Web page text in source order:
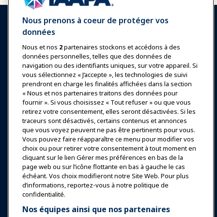
Se connecter Rejoindre maintenant
Récompenses Carrières
Contact
Expositions et Événements
Nouvelles & Funworld
Éducation
Sécurité & Protection
Plaidoyer
Nous prenons à coeur de protéger vos
données
Nous et nos 2partenaires stockons et accédons à des
données personnelles, telles que des données de
navigation ou des identifiants uniques, sur votre appareil. Si
vous sélectionnez « J’accepte », les technologies de suivi
prendront en charge les finalités affichées dans la section
« Nous et nos partenaires traitons des données pour
fournir ». Si vous choisissez « Tout refuser » ou que vous
retirez votre consentement, elles seront désactivées. Si les
traceurs sont désactivés, certains contenus et annonces
que vous voyez peuvent ne pas être pertinents pour vous.
Vous pouvez faire réapparaître ce menu pour modifier vos
choix ou pour retirer votre consentement à tout moment en
cliquant sur le lien Gérer mes préférences en bas de la
page web ou sur l’icône flottante en bas à gauche le cas
échéant. Vos choix modifieront notre Site Web. Pour plus
d’informations, reportez-vous à notre politique de
confidentialité.
Nos équipes ainsi que nos partenaires